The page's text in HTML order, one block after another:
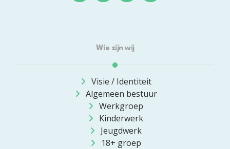
Wie zijn wij
Visie / Identiteit
Algemeen bestuur
Werkgroep
Kinderwerk
Jeugdwerk
18+ groep